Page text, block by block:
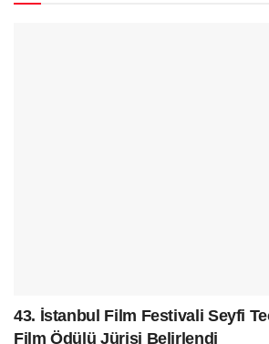
43. İstanbul Film Festivali Seyfi
Film Ödülü Jürisi Belirlendi